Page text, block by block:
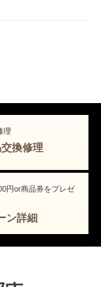
理
換修理
円or商品券をプレゼ
ン詳細